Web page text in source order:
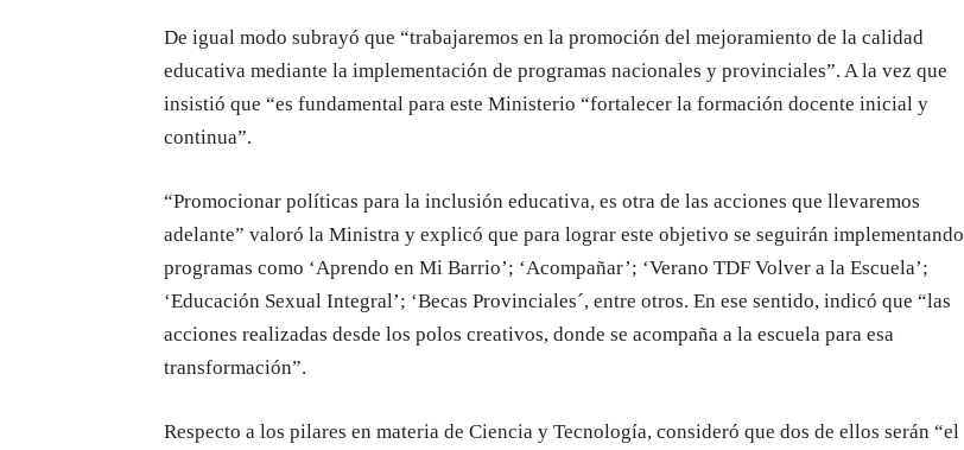
De igual modo subrayó que “trabajaremos en la promoción del mejoramiento de la calidad
educativa mediante la implementación de programas nacionales y provinciales”. A la vez que
insistió que “es fundamental para este Ministerio “fortalecer la formación docente inicial y
continua”.
“Promocionar políticas para la inclusión educativa, es otra de las acciones que llevaremos
adelante” valoró la Ministra y explicó que para lograr este objetivo se seguirán implementando
programas como ‘Aprendo en Mi Barrio’; ‘Acompañar’; ‘Verano TDF Volver a la Escuela’;
‘Educación Sexual Integral’; ‘Becas Provinciales´, entre otros. En ese sentido, indicó que “las
acciones realizadas desde los polos creativos, donde se acompaña a la escuela para esa
transformación”.
Respecto a los pilares en materia de Ciencia y Tecnología, consideró que dos de ellos serán “el